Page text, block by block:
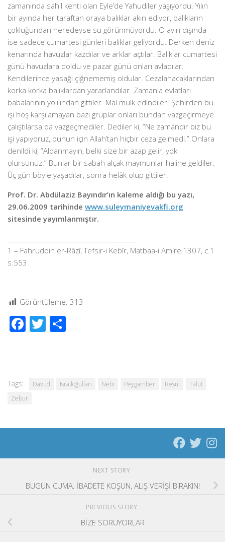
zamanında sahil kenti olan Eyle’de Yahudiler yaşıyordu. Yılın
bir ayında her taraftan oraya balıklar akın ediyor, balıkların
çokluğundan neredeyse su görünmüyordu. O ayın dışında
ise sadece cumartesi günleri balıklar geliyordu. Derken deniz
kenarında havuzlar kazdılar ve arklar açtılar. Balıklar cumartesi
günü havuzlara doldu ve pazar günü onları avladılar.
Kendilerince yasağı çiğnememiş oldular. Cezalanacaklarından
korka korka balıklardan yararlandılar. Zamanla evlatları
babalarının yolundan gittiler. Mal mülk edindiler. Şehirden bu
işi hoş karşılamayan bazı gruplar onları bundan vazgeçirmeye
çalıştılarsa da vazgeçmediler. Dediler ki, “Ne zamandır biz bu
işi yapıyoruz, bunun için Allah’tan hiçbir ceza gelmedi.” Onlara
denildi ki, “Aldanmayın, belki size bir azap gelir, yok
olursunuz.” Bunlar bir sabah alçak maymunlar haline geldiler.
Üç gün böyle yaşadılar, sonra helâk olup gittiler.
Prof. Dr. Abdülaziz Bayındır’ın kaleme aldığı bu yazı,
29.06.2009 tarihinde www.suleymaniyevakfi.org
sitesinde yayımlanmıştır.
1 – Fahrüddin er-Râzî, Tefsir-i Kebîr, Matbaa-i Amire,1307, c.1
s.553.
Görüntüleme: 313
Facebook
Twitter
Tags: Davud İsrailoğulları Nebi Peygamber Resul
Talut
Zebur
NEXT STORY
BUGÜN CUMA. İBADETE KOŞUN, ALIŞ VERİŞİ BIRAKIN!
PREVIOUS STORY
BİZE SORUYORLAR